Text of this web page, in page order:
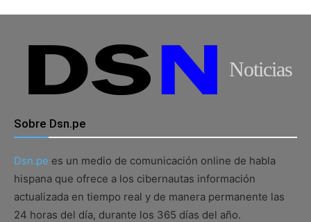
Noticias
Sobre Dsn.pe
Dsn.pe es un medio de comunicación online de habla
hispana que ofrece a los cibernautas información
actualizada en tiempo real y de manera permanente las
24 horas del día, durante los 365 días del año.